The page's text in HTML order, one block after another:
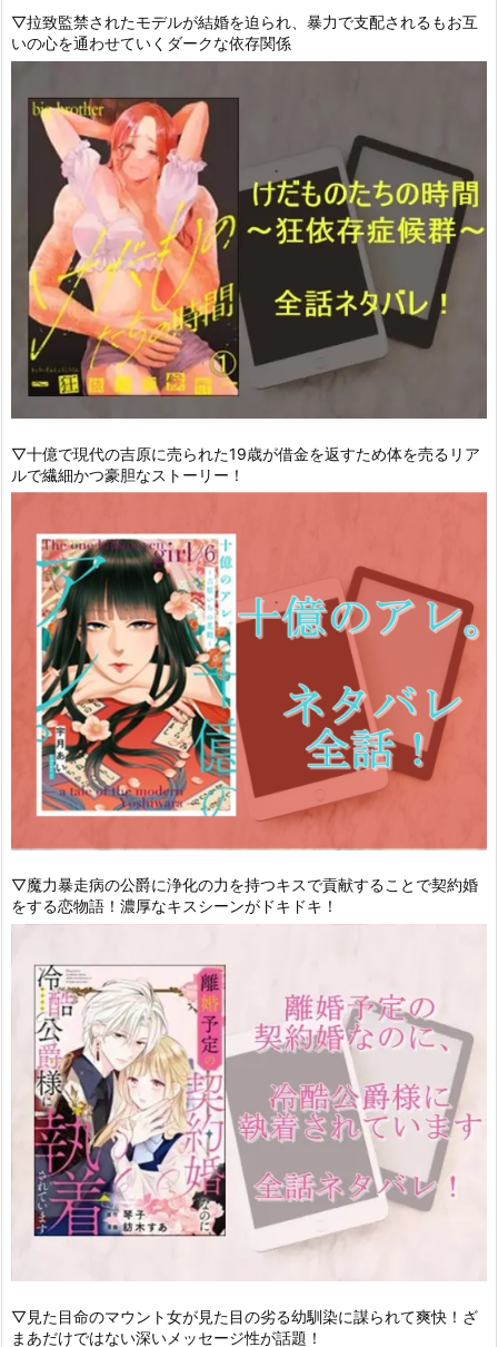
▽拉致監禁されたモデルが結婚を迫られ、暴力で支配されるもお互
いの心を通わせていくダークな依存関係
▽十億で現代の吉原に売られた19歳が借金を返すため体を売るリア
ルで繊細かつ豪胆なストーリー！
▽魔力暴走病の公爵に浄化の力を持つキスで貢献することで契約婚
をする恋物語！濃厚なキスシーンがドキドキ！
▽見た目命のマウント女が見た目の劣る幼馴染に謀られて爽快！ざ
まあだけではない深いメッセージ性が話題！